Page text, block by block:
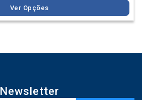
Ver Opções
Newsletter